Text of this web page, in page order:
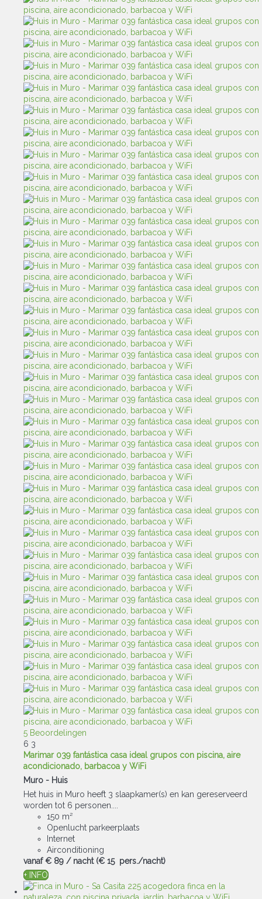
5 Beoordelingen
6 3
Marimar 039 fantástica casa ideal grupos con piscina, aire
acondicionado, barbacoa y WiFi
Muro - Huis
Het huis in Muro heeft 3 slaapkamer(s) en kan gereserveerd
worden tot 6 personen....
150 m²
Openlucht parkeerplaats
Internet
Airconditioning
vanaf € 89 / nacht (€ 15 pers./nacht)
+ INFO